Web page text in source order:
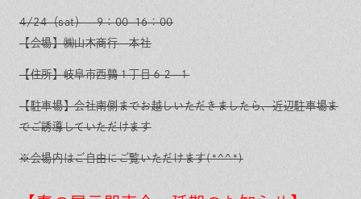
4/24（sat） 9：00-16：00
【会場】㈱山木商行 本社
【住所】岐阜市西鶉１丁目６２-１
【駐車場】会社南側までお越しいただきましたら、近辺駐車場ま
でご誘導していただけます
※会場内はご自由にご覧いただけます(*^^*)